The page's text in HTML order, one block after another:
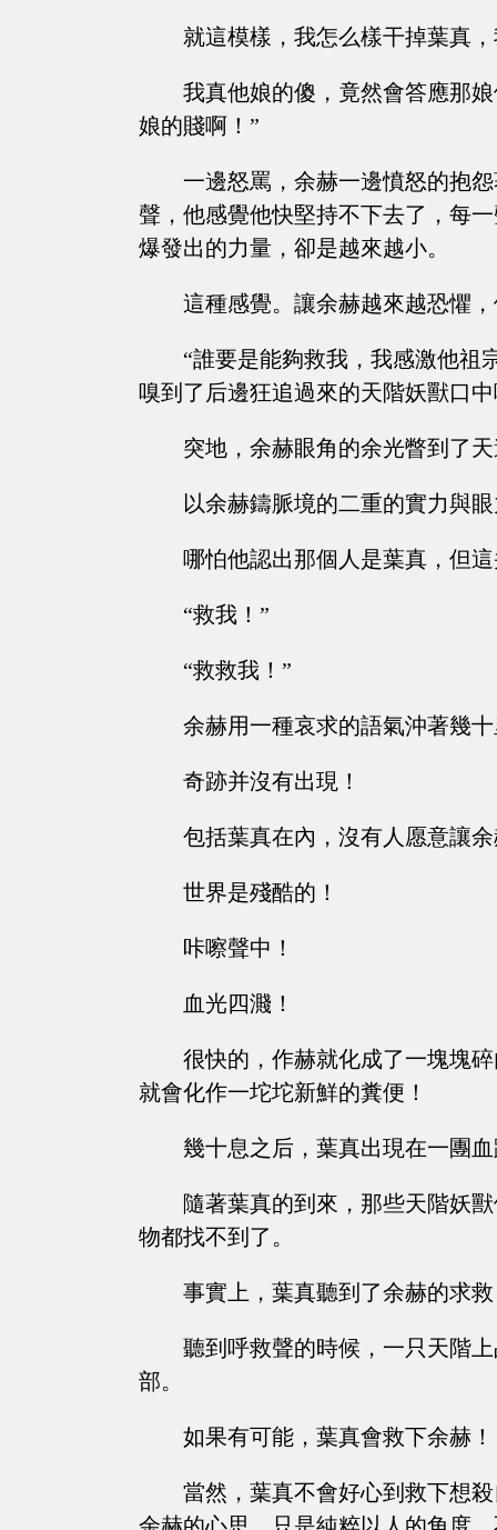
就這模樣，我怎么樣干掉葉真
我真他娘的傻，竟然會答應那
娘的賤啊！”
一邊怒罵，余赫一邊憤怒的抱
聲，他感覺他快堅持不下去了，每
爆發出的力量，卻是越來越小。
這種感覺。讓余赫越來越恐懼
“誰要是能夠救我，我感激他祖
嗅到了后邊狂追過來的天階妖獸口
突地，余赫眼角的余光瞥到了
以余赫鑄脈境的二重的實力與
哪怕他認出那個人是葉真，但
“救我！”
“救救我！”
余赫用一種哀求的語氣沖著幾
奇跡并沒有出現！
包括葉真在內，沒有人愿意讓
世界是殘酷的！
咔嚓聲中！
血光四濺！
很快的，作赫就化成了一塊塊
就會化作一坨坨新鮮的糞便！
幾十息之后，葉真出現在一團
隨著葉真的到來，那些天階妖
物都找不到了。
事實上，葉真聽到了余赫的求
聽到呼救聲的時候，一只天階
部。
如果有可能，葉真會救下余赫！
當然，葉真不會好心到救下想